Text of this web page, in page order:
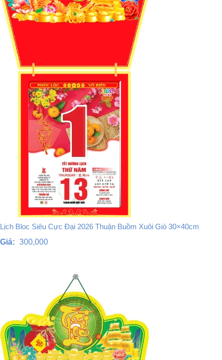
Lịch Bloc Siêu Cực Đại 2026 Thuận Buồm Xuôi Gió 30×40cm
Giá: 300,000